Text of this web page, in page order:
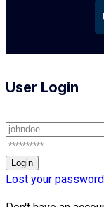
User Login
Lost your